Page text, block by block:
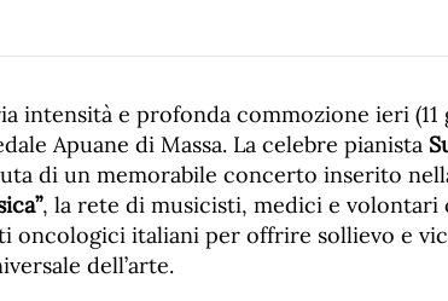
intensità e profonda commozione ieri (11
Apuane di Massa. La celebre pianista
di un memorabile concerto inserito
, la rete di musicisti, medici e volontari
oncologici italiani per offrire sollievo e
dell’arte.